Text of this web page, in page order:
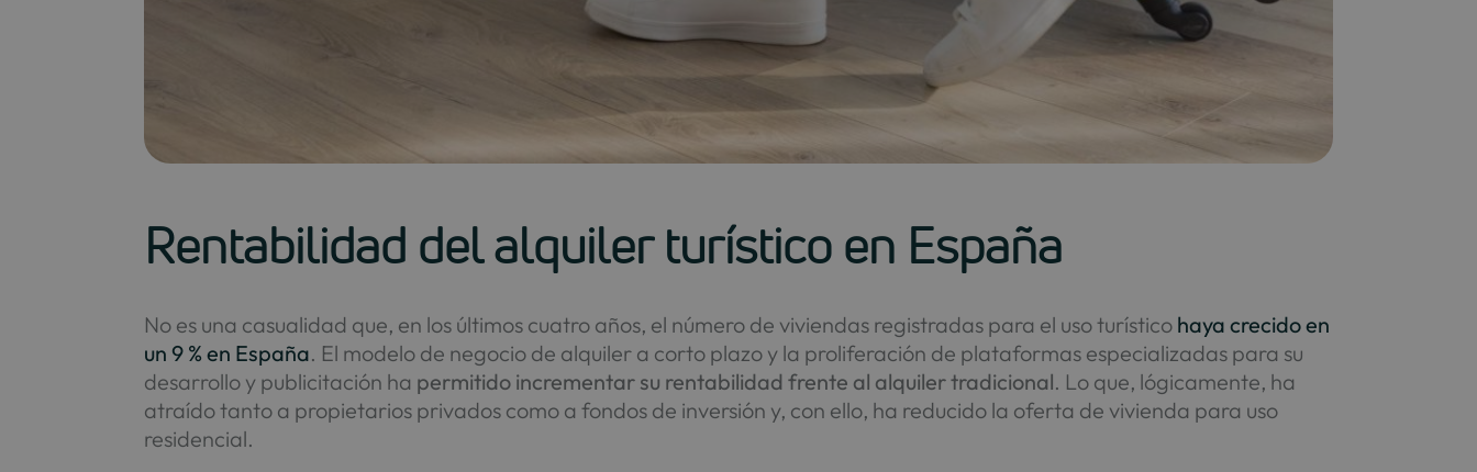
Rentabilidad del alquiler turístico en España
No es una casualidad que, en los últimos cuatro años, el número de viviendas registradas para el uso turístico haya crecido en
un 9 % en España. El modelo de negocio de alquiler a corto plazo y la proliferación de plataformas especializadas para su
desarrollo y publicitación ha permitido incrementar su rentabilidad frente al alquiler tradicional. Lo que, lógicamente, ha
atraído tanto a propietarios privados como a fondos de inversión y, con ello, ha reducido la oferta de vivienda para uso
residencial.